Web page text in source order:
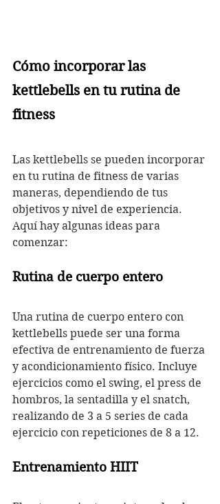
Cómo incorporar las
kettlebells en tu rutina de
fitness
Las kettlebells se pueden incorporar
en tu rutina de fitness de varias
maneras, dependiendo de tus
objetivos y nivel de experiencia.
Aquí hay algunas ideas para
comenzar:
Rutina de cuerpo entero
Una rutina de cuerpo entero con
kettlebells puede ser una forma
efectiva de entrenamiento de fuerza
y acondicionamiento físico. Incluye
ejercicios como el swing, el press de
hombros, la sentadilla y el snatch,
realizando de 3 a 5 series de cada
ejercicio con repeticiones de 8 a 12.
Entrenamiento HIIT